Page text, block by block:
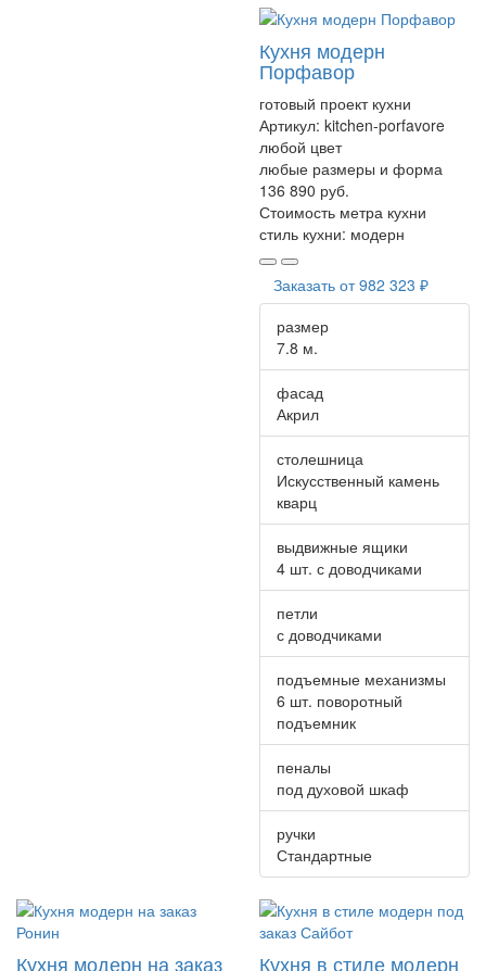
Кухня модерн
Порфавор
готовый проект кухни
Артикул: kitchen-porfavore
любой цвет
любые размеры и форма
136 890 руб.
Стоимость метра кухни
стиль кухни: модерн
Заказать от982 323 ₽
размер
7.8 м.
фасад
Акрил
столешница
Искусственный камень
кварц
выдвижные ящики
4 шт. с доводчиками
петли
с доводчиками
подъемные механизмы
6 шт. поворотный
подъемник
пеналы
под духовой шкаф
ручки
Стандартные
Кухня модерн на заказ Кухня в стиле модерн